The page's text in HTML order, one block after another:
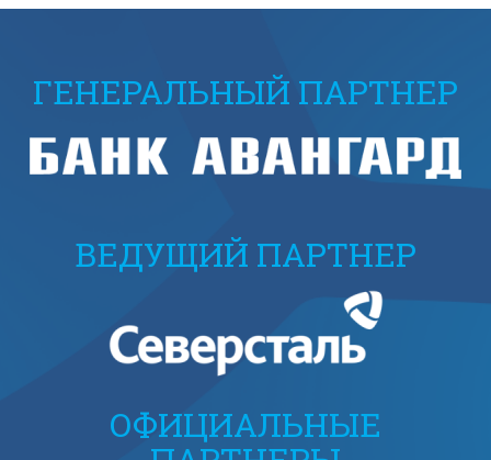
ГЕНЕРАЛЬНЫЙ ПАРТНЕР
ВЕДУЩИЙ ПАРТНЕР
ОФИЦИАЛЬНЫЕ